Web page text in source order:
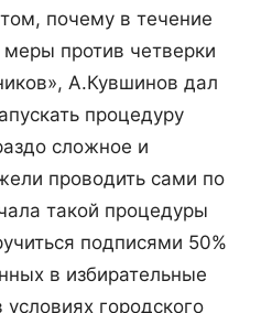
почему в течение
против четверки
А.Кувшинов дал
процедуру
сложное и
проводить сами по
такой процедуры
подписями 50%
в избирательные
городского